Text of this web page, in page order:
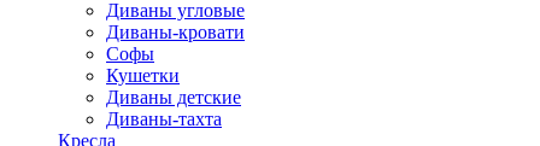
Диваны угловые
Диваны-кровати
Софы
Кушетки
Диваны детские
Диваны-тахта
Кресла